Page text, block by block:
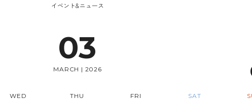
イベント&ニュース
03
MARCH | 2026
WED THU FRI SAT